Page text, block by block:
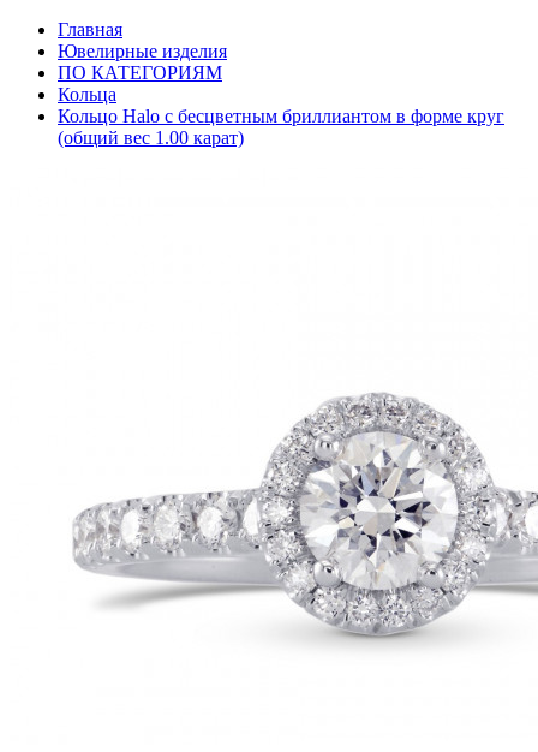
Главная
Ювелирные изделия
ПО КАТЕГОРИЯМ
Кольца
Кольцо Halo с бесцветным бриллиантом в форме круг
(общий вес 1.00 карат)